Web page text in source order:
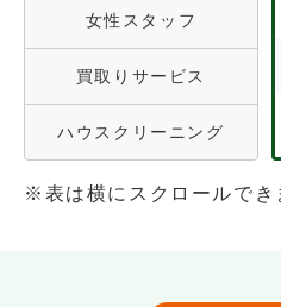
女性スタッフ
買取りサービス
ハウスクリーニング
※表は横にスクロールでき